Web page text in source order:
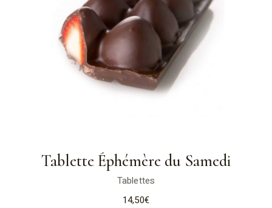
Tablette Éphémère du Samedi
Tablettes
14,50€